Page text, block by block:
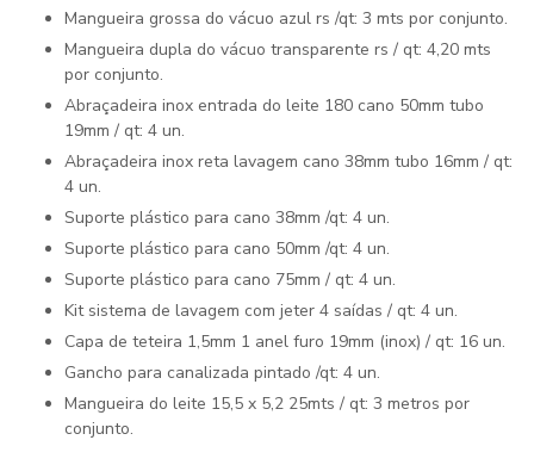
Mangueira grossa do vácuo azul rs /qt: 3 mts por conjunto.
Mangueira dupla do vácuo transparente rs / qt: 4,20 mts
por conjunto.
Abraçadeira inox entrada do leite 180 cano 50mm tubo
19mm / qt: 4 un.
Abraçadeira inox reta lavagem cano 38mm tubo 16mm / qt:
4 un.
Suporte plástico para cano 38mm /qt: 4 un.
Suporte plástico para cano 50mm /qt: 4 un.
Suporte plástico para cano 75mm / qt: 4 un.
Kit sistema de lavagem com jeter 4 saídas / qt: 4 un.
Capa de teteira 1,5mm 1 anel furo 19mm (inox) / qt: 16 un.
Gancho para canalizada pintado /qt: 4 un.
Mangueira do leite 15,5 x 5,2 25mts / qt: 3 metros por
conjunto.